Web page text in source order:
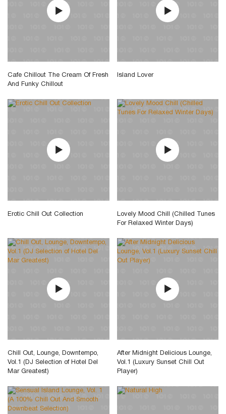
Cafe Chillout The Cream Of Fresh
And Funky Chillout
Island Lover
Erotic Chill Out Collection
Lovely Mood Chill (Chilled Tunes
For Relaxed Winter Days)
Chill Out, Lounge, Downtempo,
Vol.1 (DJ Selection of Hotel Del
Mar Greatest)
After Midnight Delicious Lounge,
Vol.1 (Luxury Sunset Chill Out
Player)